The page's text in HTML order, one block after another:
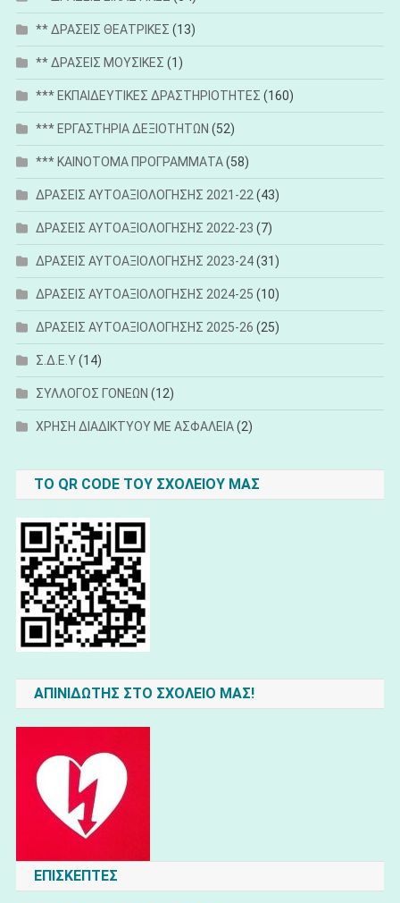
** ΔΡΑΣΕΙΣ ΘΕΑΤΡΙΚΕΣ (13)
** ΔΡΑΣΕΙΣ ΜΟΥΣΙΚΕΣ (1)
*** ΕΚΠΑΙΔΕΥΤΙΚΕΣ ΔΡΑΣΤΗΡΙΟΤΗΤΕΣ (160)
*** ΕΡΓΑΣΤΗΡΙΑ ΔΕΞΙΟΤΗΤΩΝ (52)
*** ΚΑΙΝΟΤΟΜΑ ΠΡΟΓΡΑΜΜΑΤΑ(58)
ΔΡΑΣΕΙΣ ΑΥΤΟΑΞΙΟΛΟΓΗΣΗΣ 2021-22 (43)
ΔΡΑΣΕΙΣ ΑΥΤΟΑΞΙΟΛΟΓΗΣΗΣ 2022-23 (7)
ΔΡΑΣΕΙΣ ΑΥΤΟΑΞΙΟΛΟΓΗΣΗΣ 2023-24(31)
ΔΡΑΣΕΙΣ ΑΥΤΟΑΞΙΟΛΟΓΗΣΗΣ 2024-25 (10)
ΔΡΑΣΕΙΣ ΑΥΤΟΑΞΙΟΛΟΓΗΣΗΣ 2025-26 (25)
Σ.Δ.Ε.Υ(14)
ΣΥΛΛΟΓΟΣ ΓΟΝΕΩΝ (12)
ΧΡΗΣΗ ΔΙΑΔΙΚΤΥΟΥ ΜΕ ΑΣΦΑΛΕΙΑ(2)
ΤΟ QR CODE ΤΟΥ ΣΧΟΛΕΊΟΥ ΜΑΣ
ΑΠΙΝΙΔΩΤΗΣ ΣΤΟ ΣΧΟΛΕΙΟ ΜΑΣ!
ΕΠΙΣΚΕΠΤΕΣ